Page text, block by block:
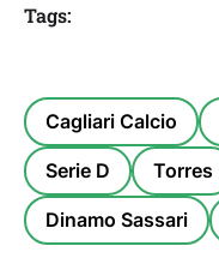
Tags:
Cagliari Calcio
Serie D Torres
Dinamo Sassari